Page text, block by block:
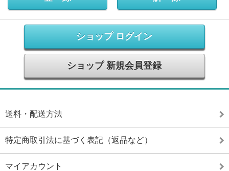
ショップ ログイン
ショップ 新規会員登録
送料・配送方法
特定商取引法に基づく表記（返品など）
マイアカウント